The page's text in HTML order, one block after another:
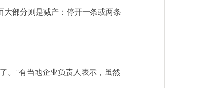
部分则是减产：停开一条或两条
。”有当地企业负责人表示，虽然